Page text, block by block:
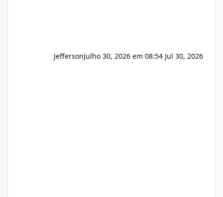
JeffersonJulho 30, 2026 em 08:54 Jul 30, 2026